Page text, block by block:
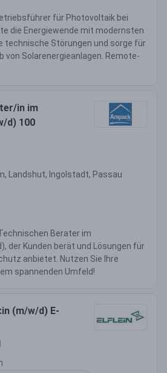
für Photovoltaik bei
die Energiewende mit modernsten
technische Störungen und sorge für
von Solarenergieanlagen. Remote-
in im
d) 100
Landshut, Ingolstadt, Passau
Berater im
der Kunden berät und Lösungen für
anbietet. Nutzen Sie Ihre
spannenden Umfeld!
(m/w/d) E-